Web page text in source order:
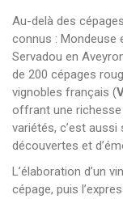
Au-delà des
connus : Mondeuse
Servadou en
de 200 cépages
vignobles français (
offrant une richesse
variétés, c’est aussi
découvertes et
L’élaboration d’un
cépage, puis